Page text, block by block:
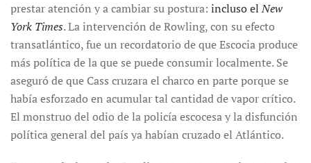
prestar atención y a cambiar su postura: incluso elNew
York Times. La intervención de Rowling, con su efecto
transatlántico, fue un recordatorio de que Escocia produce
más política de la que se puede consumir localmente. Se
aseguró de que Cass cruzara el charco en parte porque se
había esforzado en acumular tal cantidad de vapor crítico.
El monstruo del odio de la policía escocesa y la disfunción
política general del país ya habían cruzado el Atlántico.